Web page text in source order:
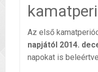
Az első
napjától 2014.
napokat is